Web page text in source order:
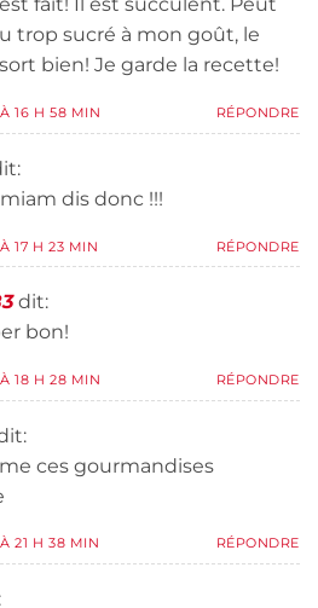
fait! Il est succulent. Peut
trop sucré à mon goût, le
bien! Je garde la recette!
16 H 58 MIN RÉPONDRE
dis donc !!!
17 H 23 MIN RÉPONDRE
dit:
bon!
18 H 28 MIN RÉPONDRE
ces gourmandises
21 H 38 MIN RÉPONDRE